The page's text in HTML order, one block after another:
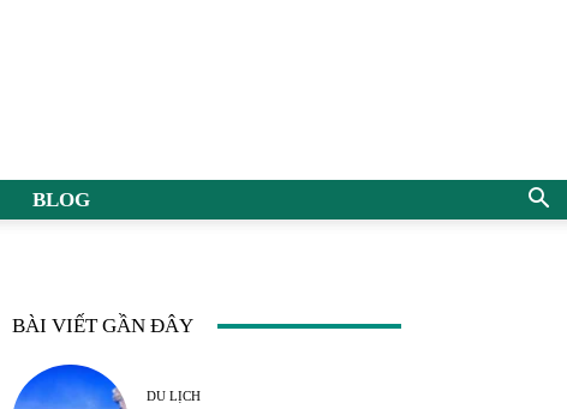
BLOG
BÀI VIẾT GẦN ĐÂY
DU LỊCH